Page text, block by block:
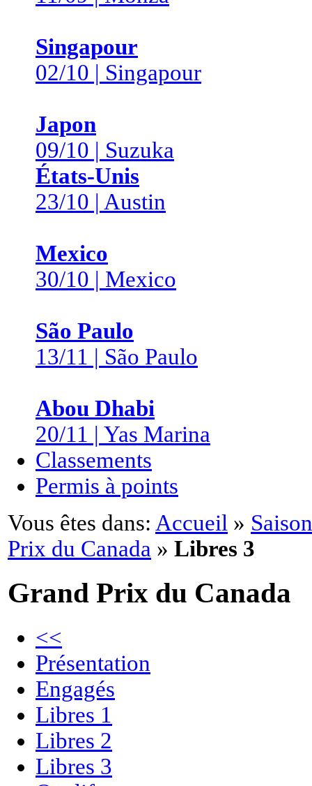
Singapour
02/10 | Singapour
Japon
09/10 | Suzuka
États-Unis
23/10 | Austin
Mexico
30/10 | Mexico
São Paulo
13/11 | São Paulo
Abou Dhabi
20/11 | Yas Marina
Classements
Permis à points
Vous êtes dans: Accueil »
Prix du Canada » Libres 3
Grand Prix du Canada
<<
Présentation
Engagés
Libres 1
Libres 2
Libres 3